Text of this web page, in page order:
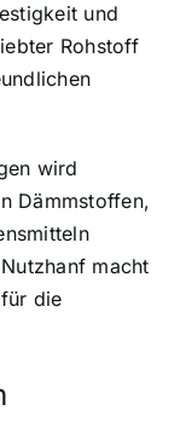
und
Rohstoff
wird
Dämmstoffen,
macht
die